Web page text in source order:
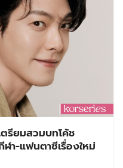
รียมสวมบทโค้ช
า-แฟนตาซีเรื่องใหม่